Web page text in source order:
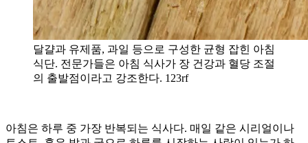
달걀과 유제품, 과일 등으로 구성한 균형 잡힌 아침
식단. 전문가들은 아침 식사가 장 건강과 혈당 조절
의 출발점이라고 강조한다. 123rf
아침은 하루 중 가장 반복되는 식사다. 매일 같은 시리얼이나